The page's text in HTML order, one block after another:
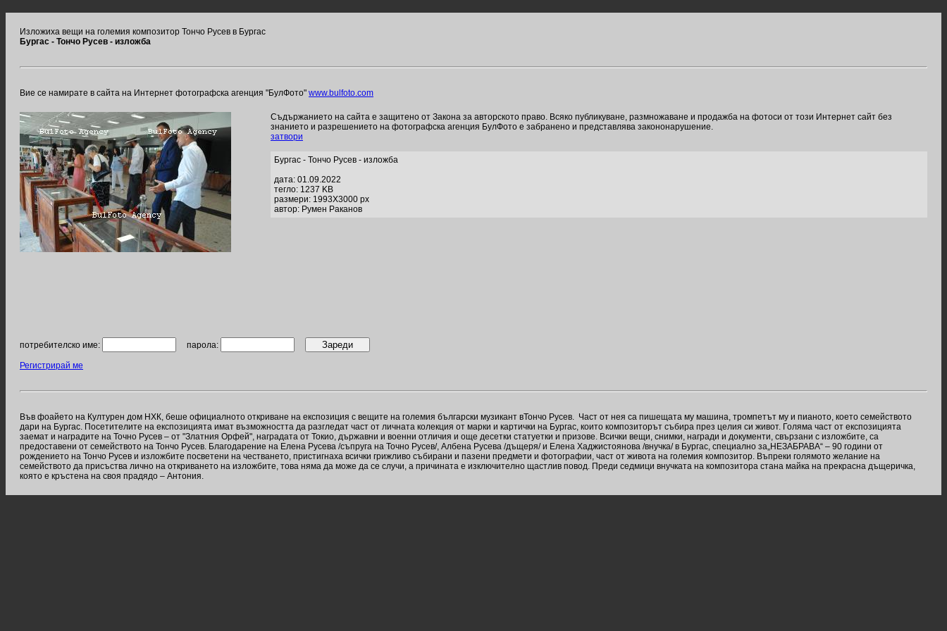
Изложиха вещи на големия композитор Тончо Русев в Бургас
Бургас - Тончо Русев - изложба
Вие се намирате в сайта на Интернет фотографска агенция "БулФото" www.bulfoto.com
Съдържанието на сайта е защитено от Закона за авторското право. Всяко публикуване, размножаване и продажба на фотоси от този Интернет сайт без
знанието и разрешението на фотографска агенция БулФото е забранено и представлява закононарушение.
затвори
Бургас - Тончо Русев - изложба
дата: 01.09.2022
тегло: 1237 KB
размери: 1993X3000 px
автор: Румен Раканов
потребителско име: парола:
Регистрирай ме
Във фоайето на Културен дом НХК, беше официалното откриване на експозиция с вещите на големия български музикант вТончо Русев. Част от нея са пишещата му машина, тромпетът му и пианото, което семейството
дари на Бургас. Посетителите на експозицията имат възможността да разгледат част от личната колекция от марки и картички на Бургас, които композиторът събира през целия си живот. Голяма част от експозицията
заемат и наградите на Точно Русев – от "Златния Орфей", наградата от Токио, държавни и военни отличия и още десетки статуетки и призове. Всички вещи, снимки, награди и документи, свързани с изложбите, са
предоставени от семейството на Тончо Русев. Благодарение на Елена Русева /съпруга на Точно Русев/, Албена Русева /дъщеря/ и Елена Хаджистоянова /внучка/ в Бургас, специално за„НЕЗАБРАВА“ – 90 години от
рождението на Тончо Русев и изложбите посветени на честването, пристигнаха всички грижливо събирани и пазени предмети и фотографии, част от живота на големия композитор. Въпреки голямото желание на
семейството да присъства лично на откриването на изложбите, това няма да може да се случи, а причината е изключително щастлив повод. Преди седмици внучката на композитора стана майка на прекрасна дъщеричка,
която е кръстена на своя прадядо – Антония.